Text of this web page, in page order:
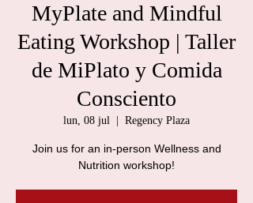
MyPlate and Mindful
Eating Workshop | Taller
de MiPlato y Comida
Consciento
lun, 08 jul Regency Plaza
Join us for an in-person Wellness and
Nutrition workshop!